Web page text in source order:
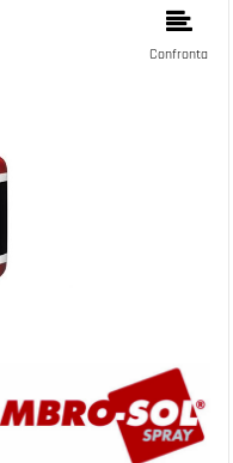
Confronta